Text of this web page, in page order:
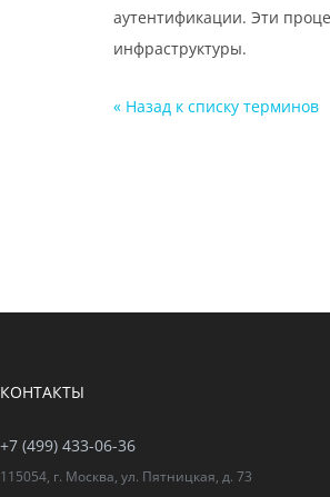
аутентификации. Эти
инфраструктуры.
« Назад к cписку терминов
КОНТАКТЫ
+7 (499) 433-06-36
115054, г. Москва, ул. Пятницкая, д. 73